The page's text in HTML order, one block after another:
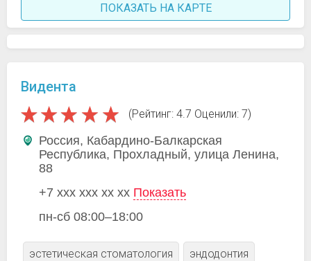
ПОКАЗАТЬ НА КАРТЕ
Видента
(Рейтинг: 4.7 Оценили: 7)
Россия, Кабардино-Балкарская
Республика, Прохладный, улица Ленина,
88
+7 xxx xxx xx xx Показать
пн-сб 08:00–18:00
эстетическая стоматология эндодонтия